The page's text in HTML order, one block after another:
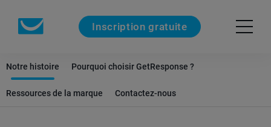
Inscription gratuite
Notre histoire Pourquoi choisir GetResponse ?
Ressources de la marque Contactez-nous